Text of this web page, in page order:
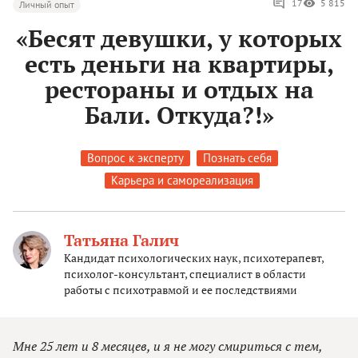
Личный опыт 17 5 815
«Бесят девушки, у которых
есть деньги на квартиры,
рестораны и отдых на
Бали. Откуда?!»
Вопрос к эксперту
Познать себя
Карьера и самореализация
Татьяна Галич
Кандидат психологических наук, психотерапевт,
психолог-консультант, специалист в области
работы с психотравмой и ее последствиями
Мне 25 лет и 8 месяцев, и я не могу смириться с тем,